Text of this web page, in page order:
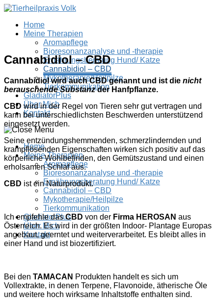
Home
Meine Therapien
Aromapflege
Bioresonanzanalyse und -therapie
Ernährungsberatung Hund/ Katze
Cannabidiol – CBD
Mykotherapie/Heilpilze
Tierkommunikation
GladiatorPlus
Über Mich
Kontakt
Home
Meine Therapien
Aromapflege
Bioresonanzanalyse und -therapie
Ernährungsberatung Hund/ Katze
Cannabidiol – CBD
Mykotherapie/Heilpilze
Tierkommunikation
GladiatorPlus
Über Mich
Kontakt
Cannabidiol – CBD
Cannabidiol wird auch CBD genannt und ist die nicht
berauschende Substanzder Hanfpflanze.
CBD wird in der Regel von Tieren sehr gut vertragen und
kann bei unterschiedlichsten Beschwerden unterstützend
eingesetzt werden.
Seine entzündungshemmenden, schmerzlindernden und
krampflösenden Eigenschaften wirken sich positiv auf das
körperliche Wohlbefinden, den Gemütszustand und einen
erholsamen Schlaf aus.
CBD ist ein Naturprodukt.
Ich empfehle dasCBD von der Firma HEROSAN aus
Österreich. Es wird in der größten Indoor- Plantage Europas
angebaut, geerntet und weiterverarbeitet. Es bleibt alles in
einer Hand und ist biozertifiziert.
Bei den TAMACAN Produkten handelt es sich um
Vollextrakte, in denen Terpene, Flavonoide, ätherische Öle
und weitere hoch wirksame Inhaltstoffe enthalten sind.